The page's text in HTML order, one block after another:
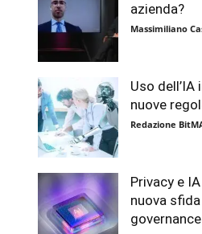
azienda?
Massimiliano
Uso dell’IA
nuove
Redazione
Privacy e
nuova
governance